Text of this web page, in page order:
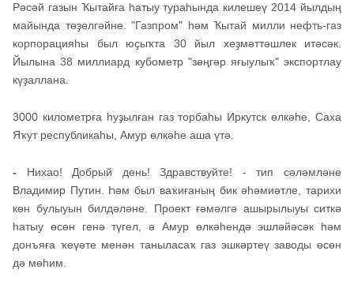
Рәсәй газын Ҡытайға һатыу тураһында килешеү 2014 йылдың
майында төҙөлгәйне. "Газпром" һәм Ҡытай милли нефть-газ
корпорацияһы был юҫыҡта 30 йыл хеҙмәттәшлек итәсәк.
Йылына 38 миллиард кубометр "зәңгәр яғыулыҡ" экспортлау
күҙаллана.
3000 километрға һуҙылған газ торбаһы Иркутск өлкәһе, Саха
Яҡут республикаһы, Амур өлкәһе аша үтә.
- Нихао! Добрый день! Здравствуйте! - тип сәләмләне
Владимир Путин. Һәм был ваҡиғаның бик әһәмиәтле, тарихи
көн булыуын билдәләне. Проект ғәмәлгә ашырылыуы ситкә
һатыу өсөн генә түгел, ә Амур өлкәһендә эшләйәсәк һәм
донъяға ҡеүәте менән таныласаҡ газ эшкәртеү заводы өсөн
дә мөһим.